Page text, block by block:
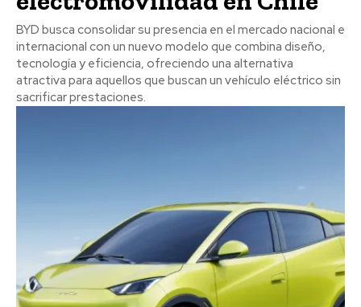
BYD busca consolidar su presencia en el mercado nacional e
internacional con un nuevo modelo que combina diseño,
tecnología y eficiencia, ofreciendo una alternativa
atractiva para aquellos que buscan un vehículo eléctrico sin
sacrificar prestaciones.